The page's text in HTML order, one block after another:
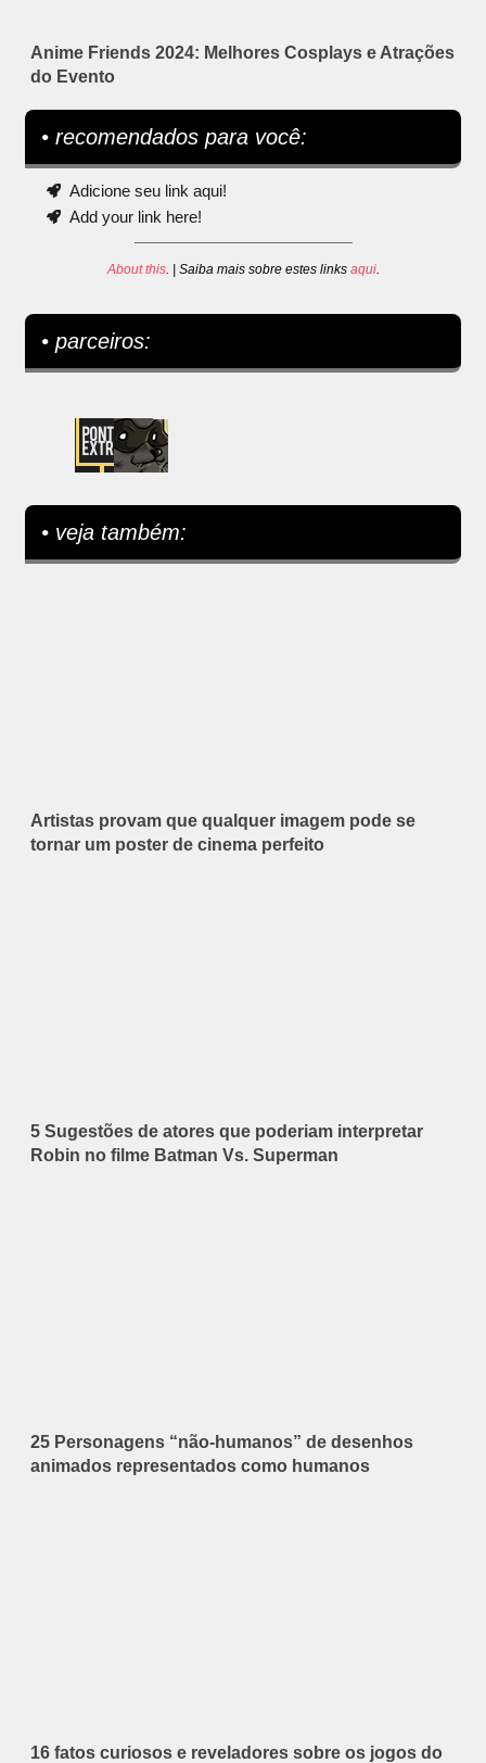
Anime Friends 2024: Melhores Cosplays e Atrações
do Evento
• recomendados para você:
Adicione seu link aqui!
Add your link here!
About this. | Saiba mais sobre estes links aqui.
• parceiros:
• veja também:
Artistas provam que qualquer imagem pode se
tornar um poster de cinema perfeito
5 Sugestões de atores que poderiam interpretar
Robin no filme Batman Vs. Superman
25 Personagens “não-humanos” de desenhos
animados representados como humanos
16 fatos curiosos e reveladores sobre os jogos do